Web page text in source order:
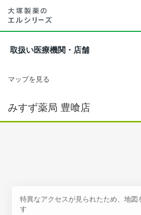
取扱い医療機関・店舗
マップを見る
みすず薬局 豊喰店
特異なアクセスが見られたため、地図
す